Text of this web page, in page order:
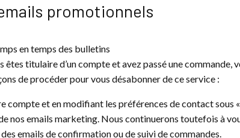
promotionnels
en temps des bulletins
titulaire d’un compte et avez passé une commande,
de procéder pour vous désabonner de ce service :
compte et en modifiant les préférences de contact sous
nos emails marketing. Nous continuerons toutefois à
emails de confirmation ou de suivi de commandes.